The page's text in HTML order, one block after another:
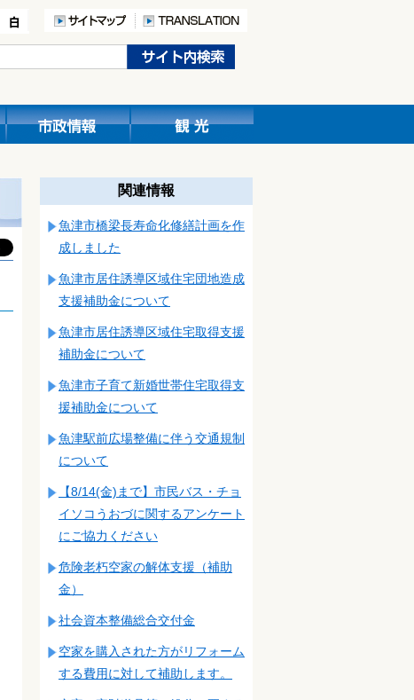
関連情報
魚津市橋梁長寿命化修繕計画を作
成しました
魚津市居住誘導区域住宅団地造成
支援補助金について
魚津市居住誘導区域住宅取得支援
補助金について
魚津市子育て新婚世帯住宅取得支
援補助金について
魚津駅前広場整備に伴う交通規制
について
【8/14(金)まで】市民バス・チョ
イソコうおづに関するアンケート
にご協力ください
危険老朽空家の解体支援（補助
金）
社会資本整備総合交付金
空家を購入された方がリフォーム
する費用に対して補助します。